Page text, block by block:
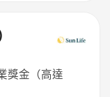
獎金（高達